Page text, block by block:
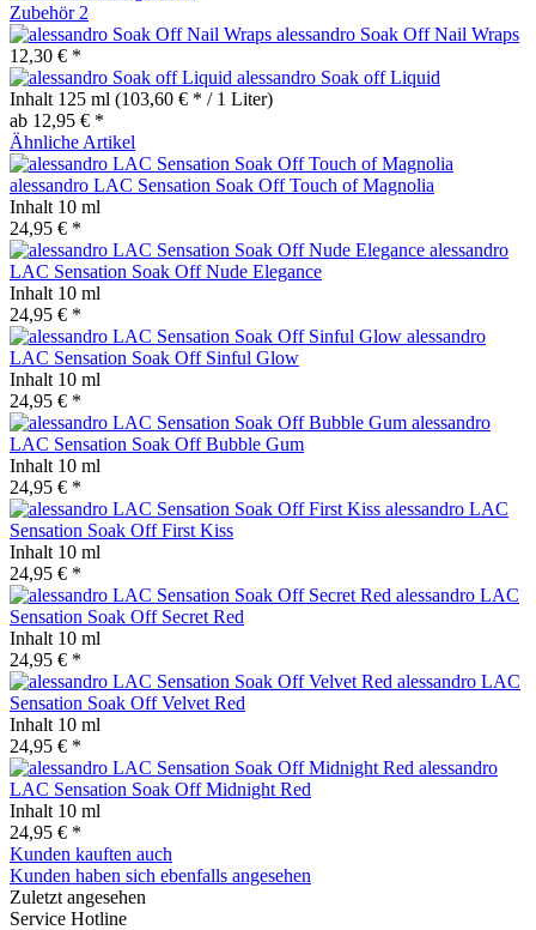
Zubehör 2
alessandro Soak Off Nail Wraps
12,30 € *
alessandro Soak off Liquid
Inhalt 125 ml (103,60 € * / 1 Liter)
ab 12,95 € *
Ähnliche Artikel
alessandro LAC Sensation Soak Off Touch of Magnolia
Inhalt 10 ml
24,95 € *
alessandro
LAC Sensation Soak Off Nude Elegance
Inhalt 10 ml
24,95 € *
alessandro
LAC Sensation Soak Off Sinful Glow
Inhalt 10 ml
24,95 € *
alessandro
LAC Sensation Soak Off Bubble Gum
Inhalt 10 ml
24,95 € *
alessandro LAC
Sensation Soak Off First Kiss
Inhalt 10 ml
24,95 € *
alessandro LAC
Sensation Soak Off Secret Red
Inhalt 10 ml
24,95 € *
alessandro LAC
Sensation Soak Off Velvet Red
Inhalt 10 ml
24,95 € *
alessandro
LAC Sensation Soak Off Midnight Red
Inhalt 10 ml
24,95 € *
Kunden kauften auch
Kunden haben sich ebenfalls angesehen
Zuletzt angesehen
Service Hotline